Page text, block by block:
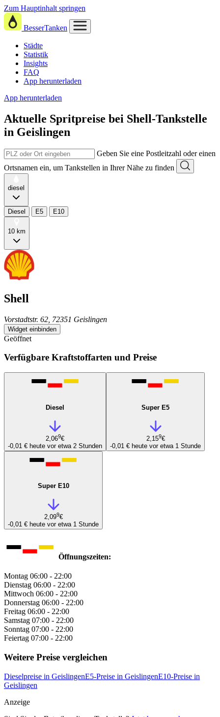
Zum Hauptinhalt springen
BesserTanken
Städte
Statistik
Insights
FAQ
App herunterladen
App herunterladen
Aktuelle Spritpreise bei Shell-Tankstelle
in Geislingen
Geben Sie eine Postleitzahl oder einen
Ortsnamen ein, um Tankstellen in Ihrer Nähe zu finden
diesel
Diesel E5 E10
10 km
Shell
Vorstadtstr. 62, 72351 Geislingen
Widget einbinden
Geöffnet
Verfügbare Kraftstoffarten und Preise
Diesel
2,069€
-0,01 € heute vor etwa 2 Stunden
Super E5
2,159€
-0,01 € heute vor etwa 1 Stunde
Super E10
2,099€
-0,01 € heute vor etwa 1 Stunde
Öffnungszeiten:
Montag 06:00 - 22:00
Dienstag 06:00 - 22:00
Mittwoch 06:00 - 22:00
Donnerstag 06:00 - 22:00
Freitag 06:00 - 22:00
Samstag 07:00 - 22:00
Sonntag 07:00 - 22:00
Feiertag 07:00 - 22:00
Weitere Preise vergleichen
Dieselpreise in GeislingenE5-Preise in GeislingenE10-Preise in
Geislingen
Anzeige